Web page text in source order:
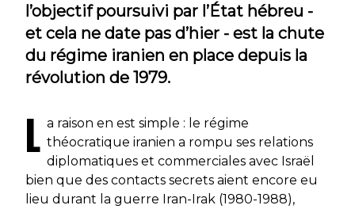
l’objectif poursuivi par l’État hébreu -
et cela ne date pas d’hier - est la chute
du régime iranien en place depuis la
révolution de 1979.
L a raison en est simple : le régime
théocratique iranien a rompu ses relations
diplomatiques et commerciales avec Israël
bien que des contacts secrets aient encore eu
lieu durant la guerre Iran-Irak (1980-1988),